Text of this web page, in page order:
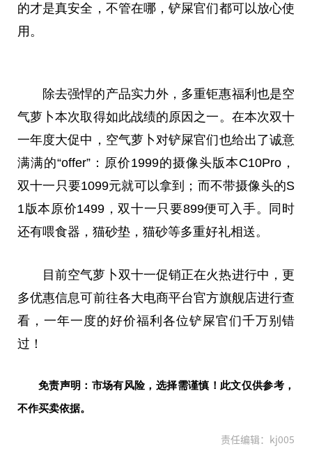
的才是真安全，不管在哪，铲屎官们都可以放心使
用。
除去强悍的产品实力外，多重钜惠福利也是空
气萝卜本次取得如此战绩的原因之一。在本次双十
一年度大促中，空气萝卜对铲屎官们也给出了诚意
满满的“offer”：原价1999的摄像头版本C10Pro，
双十一只要1099元就可以拿到；而不带摄像头的S
1版本原价1499，双十一只要899便可入手。同时
还有喂食器，猫砂垫，猫砂等多重好礼相送。
目前空气萝卜双十一促销正在火热进行中，更
多优惠信息可前往各大电商平台官方旗舰店进行查
看，一年一度的好价福利各位铲屎官们千万别错
过！
免责声明：市场有风险，选择需谨慎！此文仅供参考，
不作买卖依据。
责任编辑：kj005